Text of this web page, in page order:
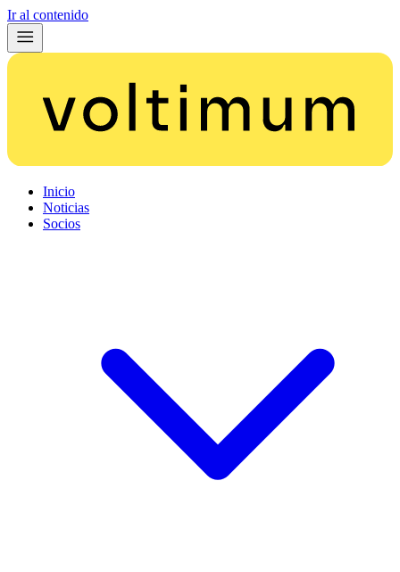
Ir al contenido
Inicio
Noticias
Socios